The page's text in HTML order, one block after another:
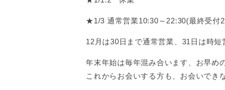
★1/3 通常営業10:30～22:30(最終受付
12月は30日まで通常営業、31日は時
年末年始は毎年混み合います、お早め
これからお会いする方も、お会いで